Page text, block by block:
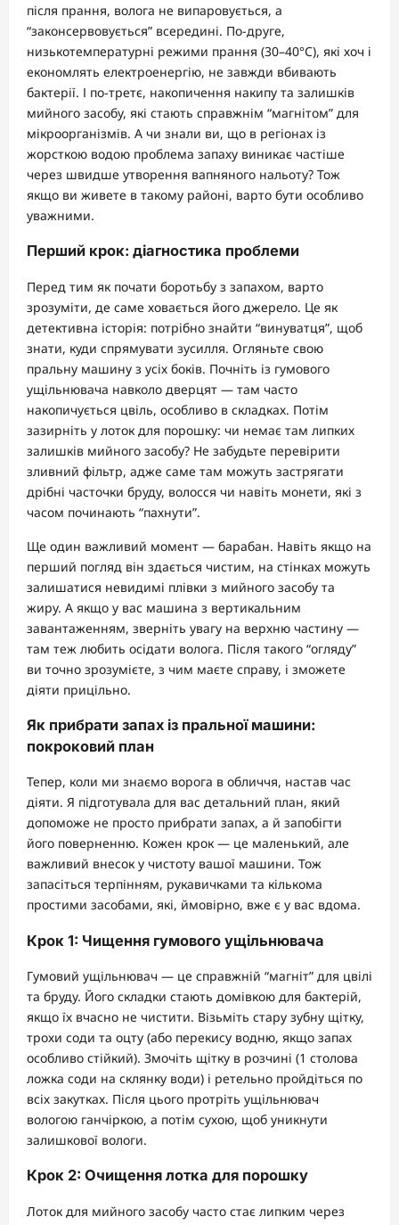
після прання, волога не випаровується, а
“законсервовується” всередині. По-друге,
низькотемпературні режими прання (30–40°C), які хоч і
економлять електроенергію, не завжди вбивають
бактерії. І по-третє, накопичення накипу та залишків
мийного засобу, які стають справжнім “магнітом” для
мікроорганізмів. А чи знали ви, що в регіонах із
жорсткою водою проблема запаху виникає частіше
через швидше утворення вапняного нальоту? Тож
якщо ви живете в такому районі, варто бути особливо
уважними.
Перший крок: діагностика проблеми
Перед тим як почати боротьбу з запахом, варто
зрозуміти, де саме ховається його джерело. Це як
детективна історія: потрібно знайти “винуватця”, щоб
знати, куди спрямувати зусилля. Огляньте свою
пральну машину з усіх боків. Почніть із гумового
ущільнювача навколо дверцят — там часто
накопичується цвіль, особливо в складках. Потім
зазирніть у лоток для порошку: чи немає там липких
залишків мийного засобу? Не забудьте перевірити
зливний фільтр, адже саме там можуть застрягати
дрібні часточки бруду, волосся чи навіть монети, які з
часом починають “пахнути”.
Ще один важливий момент — барабан. Навіть якщо на
перший погляд він здається чистим, на стінках можуть
залишатися невидимі плівки з мийного засобу та
жиру. А якщо у вас машина з вертикальним
завантаженням, зверніть увагу на верхню частину —
там теж любить осідати волога. Після такого “огляду”
ви точно зрозумієте, з чим маєте справу, і зможете
діяти прицільно.
Як прибрати запах із пральної машини:
покроковий план
Тепер, коли ми знаємо ворога в обличчя, настав час
діяти. Я підготувала для вас детальний план, який
допоможе не просто прибрати запах, а й запобігти
його поверненню. Кожен крок — це маленький, але
важливий внесок у чистоту вашої машини. Тож
запасіться терпінням, рукавичками та кількома
простими засобами, які, ймовірно, вже є у вас вдома.
Крок 1: Чищення гумового ущільнювача
Гумовий ущільнювач — це справжній “магніт” для цвілі
та бруду. Його складки стають домівкою для бактерій,
якщо їх вчасно не чистити. Візьміть стару зубну щітку,
трохи соди та оцту (або перекису водню, якщо запах
особливо стійкий). Змочіть щітку в розчині (1 столова
ложка соди на склянку води) і ретельно пройдіться по
всіх закутках. Після цього протріть ущільнювач
вологою ганчіркою, а потім сухою, щоб уникнути
залишкової вологи.
Крок 2: Очищення лотка для порошку
Лоток для мийного засобу часто стає липким через